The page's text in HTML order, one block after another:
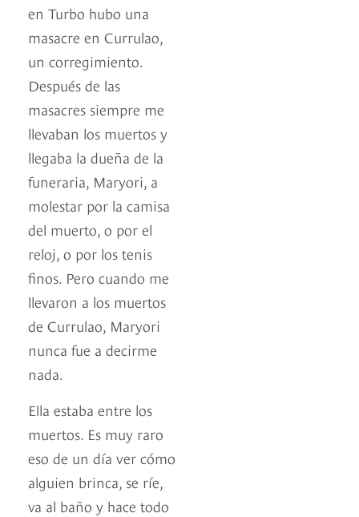
en Turbo hubo una
masacre en Currulao,
un corregimiento.
Después de las
masacres siempre me
llevaban los muertos y
llegaba la dueña de la
funeraria, Maryori, a
molestar por la camisa
del muerto, o por el
reloj, o por los tenis
finos. Pero cuando me
llevaron a los muertos
de Currulao, Maryori
nunca fue a decirme
nada.
Ella estaba entre los
muertos. Es muy raro
eso de un día ver cómo
alguien brinca, se ríe,
va al baño y hace todo